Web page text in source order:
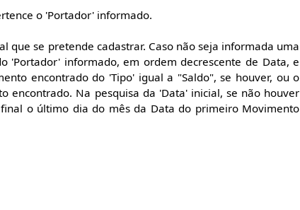
o 'Portador' informado.
que se pretende cadastrar. Caso não seja informada uma
'Portador' informado, em ordem decrescente de Data, e
encontrado do 'Tipo' igual a "Saldo", se houver, ou o
Na pesquisa da 'Data' inicial, se não houver
o último dia do mês da Data do primeiro Movimento